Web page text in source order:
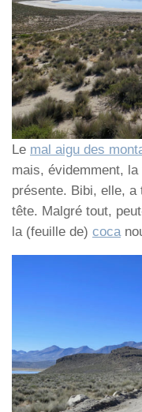
Le mal aigu des
mais, évidemment, la
présente. Bibi, elle, a
tête. Malgré tout,
la (feuille de) coca